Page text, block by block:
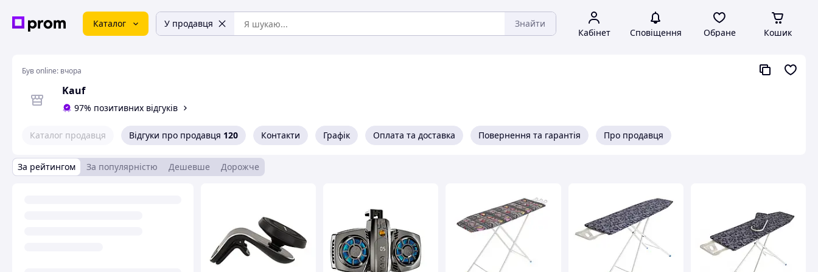
Каталог У продавця Знайти
Кабінет Сповіщення Обране Кошик
Був online: вчора
Kauf
97% позитивних відгуків
Каталог продавця Відгуки про продавця 120 Контакти Графік Оплата та доставка Повернення та гарантія Про продавця
За рейтингом За популярністю Дешевше Дорожче